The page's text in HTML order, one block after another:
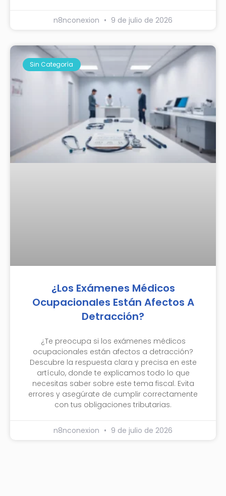
n8nconexion 9 de julio de 2026
Sin Categoría
¿Los Exámenes Médicos
Ocupacionales Están Afectos A
Detracción?
¿Te preocupa si los exámenes médicos
ocupacionales están afectos a detracción?
Descubre la respuesta clara y precisa en este
artículo, donde te explicamos todo lo que
necesitas saber sobre este tema fiscal. Evita
errores y asegúrate de cumplir correctamente
con tus obligaciones tributarias.
n8nconexion 9 de julio de 2026